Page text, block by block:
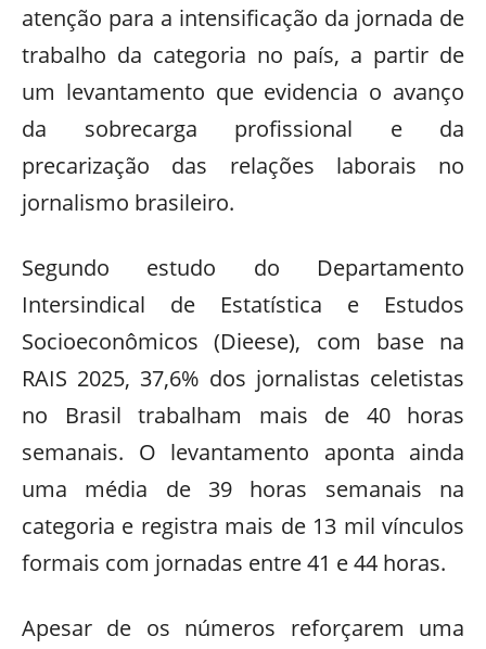
atenção para a intensificação da jornada de
trabalho da categoria no país, a partir de
um levantamento que evidencia o avanço
da sobrecarga profissional e da
precarização das relações laborais no
jornalismo brasileiro.
Segundo estudo do Departamento
Intersindical de Estatística e Estudos
Socioeconômicos (Dieese), com base na
RAIS 2025, 37,6% dos jornalistas celetistas
no Brasil trabalham mais de 40 horas
semanais. O levantamento aponta ainda
uma média de 39 horas semanais na
categoria e registra mais de 13 mil vínculos
formais com jornadas entre 41 e 44 horas.
Apesar de os números reforçarem uma